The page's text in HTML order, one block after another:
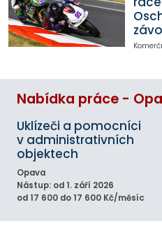
Nabídka práce -
Uklízeči a pomocníci
v administrativních
objektech
Opava
Nástup: od 1. září 2026
od 17 600 do 17 600 Kč/měsíc